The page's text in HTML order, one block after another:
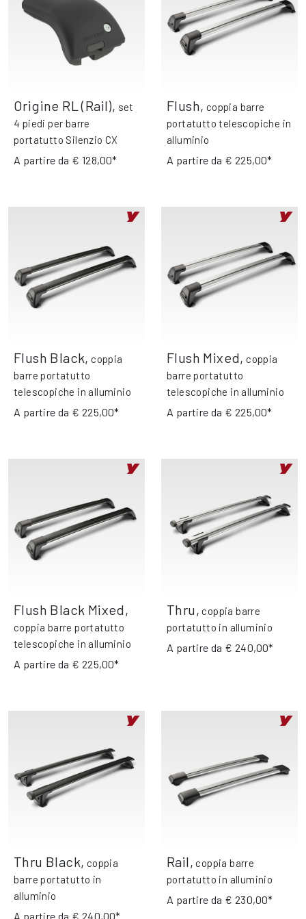
Origine RL (Rail), set
4 piedi per barre
portatutto Silenzio CX
A partire da € 128,00*
Flush, coppia barre
portatutto telescopiche in
alluminio
A partire da € 225,00*
Flush Black, coppia
barre portatutto
telescopiche in alluminio
A partire da € 225,00*
Flush Mixed, coppia
barre portatutto
telescopiche in alluminio
A partire da € 225,00*
Flush Black Mixed,
coppia barre portatutto
telescopiche in alluminio
A partire da € 225,00*
Thru, coppia barre
portatutto in alluminio
A partire da € 240,00*
Thru Black, coppia
barre portatutto in
alluminio
A partire da € 240,00*
Rail, coppia barre
portatutto in alluminio
A partire da € 230,00*